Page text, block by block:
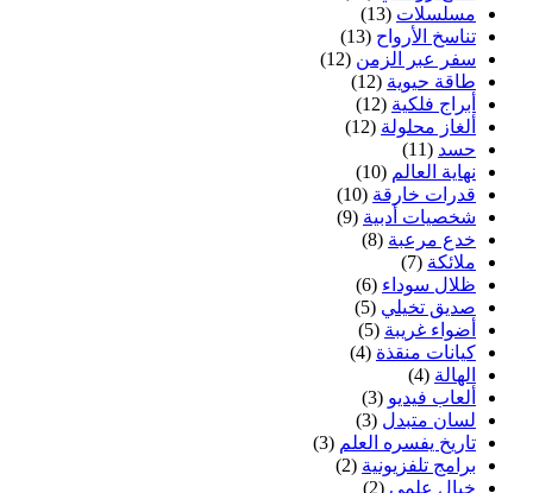
مسلسلات (13)
تناسخ الأرواح (13)
سفر عبر الزمن (12)
طاقة حيوية (12)
أبراج فلكية (12)
ألغاز محلولة (12)
حسد (11)
نهاية العالم (10)
قدرات خارقة (10)
شخصيات أدبية (9)
خدع مرعبة (8)
ملائكة (7)
ظلال سوداء (6)
صديق تخيلي (5)
أضواء غريبة (5)
كيانات منقذة (4)
الهالة (4)
ألعاب فيديو (3)
لسان متبدل (3)
تاريخ يفسره العلم (3)
برامج تلفزيونية (2)
خيال علمي (2)